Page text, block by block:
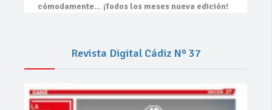
cómodamente… ¡Todos los meses nueva edición!
Revista Digital Cádiz Nº 37